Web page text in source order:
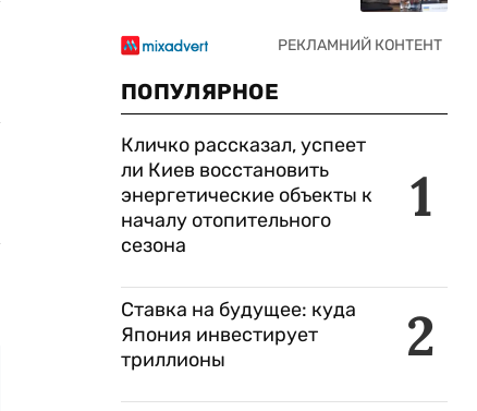
ПОПУЛЯРНОЕ
1
Кличко рассказал, успеет
ли Киев восстановить
энергетические объекты к
началу отопительного
сезона
2
Ставка на будущее: куда
Япония инвестирует
триллионы